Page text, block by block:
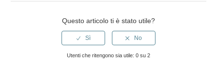
Questo articolo ti è stato utile?
Utenti che ritengono sia utile: 0 su 2